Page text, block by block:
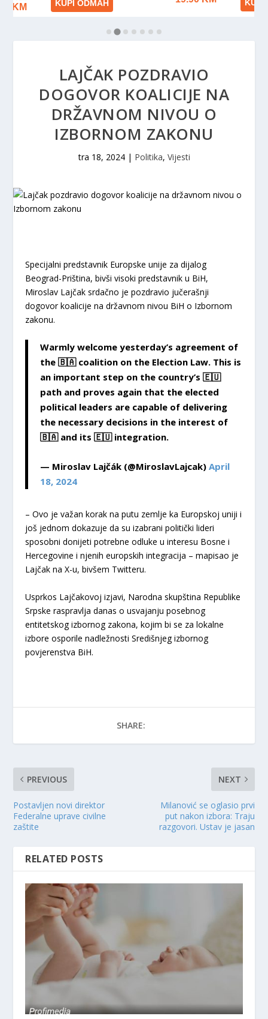
LAJČAK POZDRAVIO
DOGOVOR KOALICIJE NA
DRŽAVNOM NIVOU O
IZBORNOM ZAKONU
tra 18, 2024| Politika, Vijesti
Specijalni predstavnik Europske unije za dijalog
Beograd-Priština, bivši visoki predstavnik u BiH,
Miroslav Lajčak srdačno je pozdravio jučerašnji
dogovor koalicije na državnom nivou BiH o Izbornom
zakonu.
Warmly welcome yesterday’s agreement of
the 🇧🇦 coalition on the Election Law. This is
an important step on the country’s 🇪🇺
path and proves again that the elected
political leaders are capable of delivering
the necessary decisions in the interest of
🇧🇦 and its 🇪🇺 integration.
— Miroslav Lajčák (@MiroslavLajcak)April
18, 2024
– Ovo je važan korak na putu zemlje ka Europskoj uniji i
još jednom dokazuje da su izabrani politički lideri
sposobni donijeti potrebne odluke u interesu Bosne i
Hercegovine i njenih europskih integracija – mapisao je
Lajčak na X-u, bivšem Twitteru.
Usprkos Lajčakovoj izjavi, Narodna skupština Republike
Srpske raspravlja danas o usvajanju posebnog
entitetskog izbornog zakona, kojim bi se za lokalne
izbore osporile nadležnosti Središnjeg izbornog
povjerenstva BiH.
SHARE:
PREVIOUS
Postavljen novi direktor
Federalne uprave civilne
zaštite
NEXT
Milanović se oglasio prvi
put nakon izbora: Traju
razgovori. Ustav je jasan
RELATED POSTS